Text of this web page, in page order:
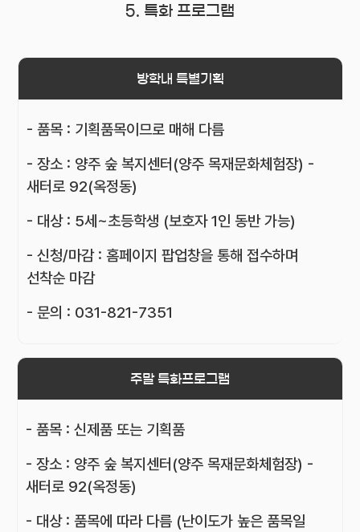
5. 특화 프로그램
방학내 특별기획
- 품목 : 기획품목이므로 매해 다름
- 장소 : 양주 숲 복지센터(양주 목재문화체험장) -
새터로 92(옥정동)
- 대상 : 5세~초등학생 (보호자 1인 동반 가능)
- 신청/마감 : 홈페이지 팝업창을 통해 접수하며
선착순 마감
- 문의 : 031-821-7351
주말 특화프로그램
- 품목 : 신제품 또는 기획품
- 장소 : 양주 숲 복지센터(양주 목재문화체험장) -
새터로 92(옥정동)
- 대상 : 품목에 따라 다름 (난이도가 높은 품목일